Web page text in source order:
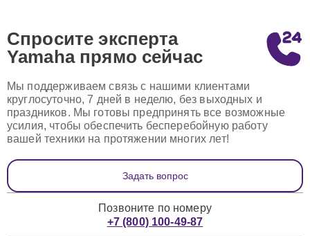
Спросите эксперта
Yamaha прямо сейчас
Мы поддерживаем связь с нашими клиентами
круглосуточно, 7 дней в неделю, без выходных и
праздников. Мы готовы предпринять все возможные
усилия, чтобы обеспечить бесперебойную работу
вашей техники на протяжении многих лет!
Задать вопрос
Позвоните по номеру
+7 (800) 100-49-87